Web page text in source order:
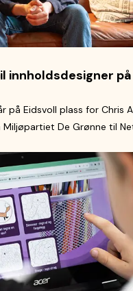
innholdsdesigner på
på Eidsvoll plass for Chris
De Grønne til